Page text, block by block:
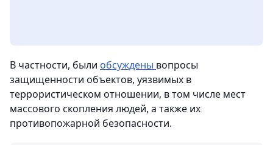
В частности, были обсуждены вопросы
защищенности объектов, уязвимых в
террористическом отношении, в том числе мест
массового скопления людей, а также их
противопожарной безопасности.